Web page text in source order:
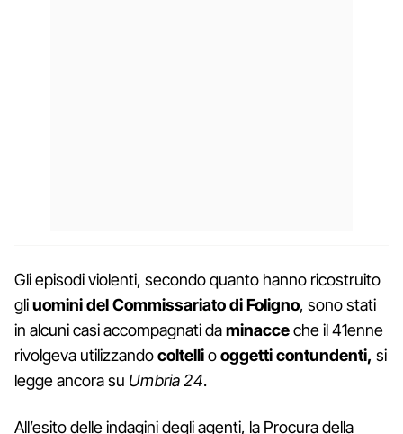
Gli episodi violenti, secondo quanto hanno ricostruito
gliuomini del Commissariato di Foligno, sono stati
in alcuni casi accompagnati daminacceche il 41enne
rivolgeva utilizzandocoltelliooggetti contundenti, si
legge ancora su Umbria 24.
All’esito delle indagini degli agenti, la Procura della